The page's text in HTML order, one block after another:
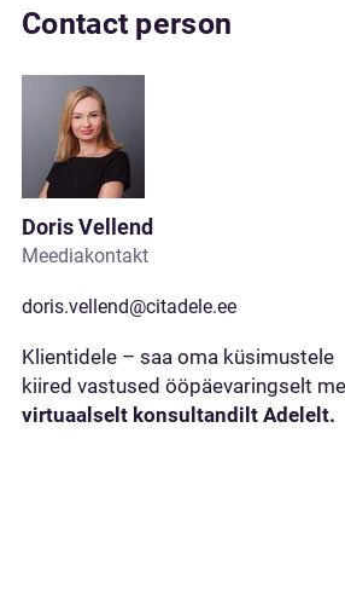
Contact person
Doris Vellend
Meediakontakt
doris.vellend@citadele.ee
Klientidele – saa oma küsimustele
kiired vastused ööpäevaringselt
virtuaalselt konsultandilt Adelelt.